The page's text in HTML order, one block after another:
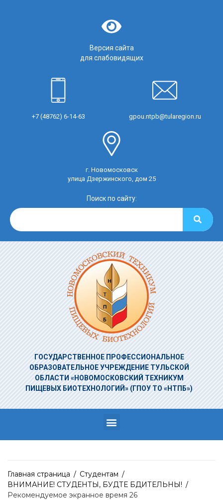
Версия сайта
для слабовидящих
+7 (48762) 6-14-63 gpou.ntpb@tularegion.ru
г. Новомосковск
улица Дзержинского, дом 25
Поиск по сайту:
ГОСУДАРСТВЕННОЕ ПРОФЕССИОНАЛЬНОЕ
ОБРАЗОВАТЕЛЬНОЕ УЧРЕЖДЕНИЕТУЛЬСКОЙ
ОБЛАСТИ «НОВОМОСКОВСКИЙ ТЕХНИКУМ
ПИЩЕВЫХ БИОТЕХНОЛОГИЙ» (ГПОУ ТО «НТПБ»)
Главная страница / Студентам /
ВНИМАНИЕ! СТУДЕНТЫ, БУДТЕ БДИТЕЛЬНЫ! /
Рекомендуемое экранное время 26